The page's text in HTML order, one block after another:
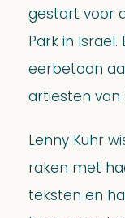
gestart voor
Park in
eerbetoon
artiesten van
Lenny Kuhr
raken met
teksten en